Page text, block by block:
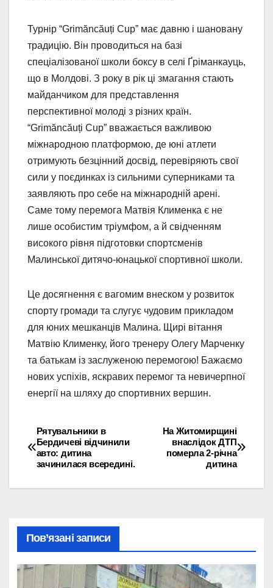
Турнір “Grimăncăuți Cup” має давню і шановану
традицію. Він проводиться на базі
спеціалізованої школи боксу в селі Ґріманкауць,
що в Молдові. З року в рік ці змагання стають
майданчиком для представлення
перспективної молоді з різних країн.
“Grimăncăuți Cup” вважається важливою
міжнародною платформою, де юні атлети
отримують безцінний досвід, перевіряють свої
сили у поєдинках із сильними суперниками та
заявляють про себе на міжнародній арені.
Саме тому перемога Матвія Клименка є не
лише особистим тріумфом, а й свідченням
високого рівня підготовки спортсменів
Малинської дитячо-юнацької спортивної школи.
Це досягнення є вагомим внеском у розвиток
спорту громади та слугує чудовим прикладом
для юних мешканців Малина. Щирі вітання
Матвію Клименку, його тренеру Олегу Марченку
та батькам із заслуженою перемогою! Бажаємо
нових успіхів, яскравих перемог та невичерпної
енергії на шляху до спортивних вершин.
Навігація
записів
На Житомирщині
внаслідок ДТП
померла 2-річна
дитина
Рятувальники в
Бердичеві відчинили
авто: дитина
зачинилася всередині.
Пов’язані записи